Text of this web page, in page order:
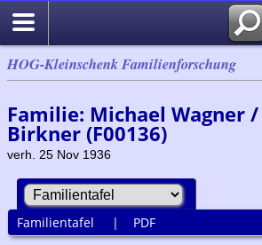
HOG-Kleinschenk Familienforschung
Familie: Michael Wagner
Birkner (F00136)
verh. 25 Nov 1936
Familientafel | PDF